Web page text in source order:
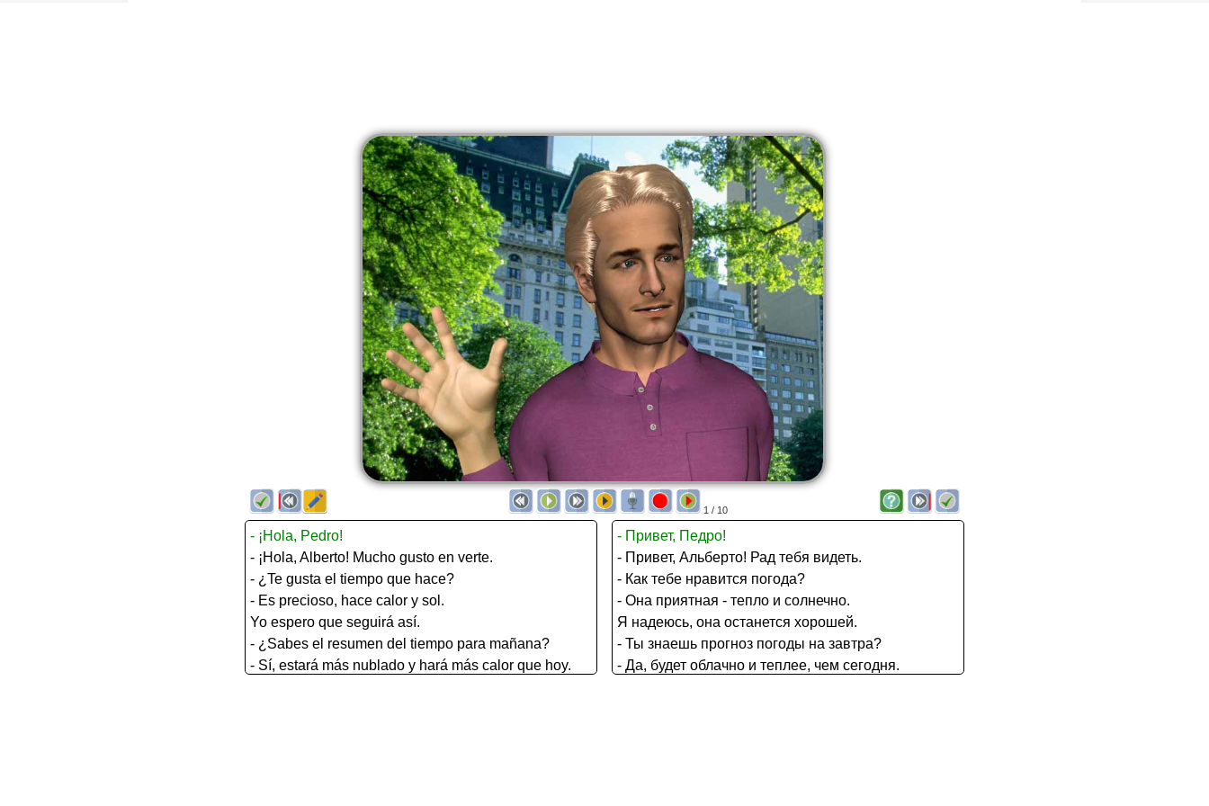
1 / 10
- ¡Hola, Pedro!
- ¡Hola, Alberto! Mucho gusto en verte.
- ¿Te gusta el tiempo que hace?
- Es precioso, hace calor y sol.
Yo espero que seguirá así.
- ¿Sabes el resumen del tiempo para mañana?
- Sí, estará más nublado y hará más calor que hoy.
- Привет, Педро!
- Привет, Альберто! Рад тебя видеть.
- Как тебе нравится погода?
- Она приятная - тепло и солнечно.
Я надеюсь, она останется хорошей.
- Ты знаешь прогноз погоды на завтра?
- Да, будет облачно и теплее, чем сегодня.